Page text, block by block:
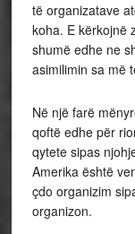
të organizatave
koha. E kërkojnë
shumë edhe ne
asimilimin sa më
Në një farë
qoftë edhe për
qytete sipas
Amerika është
çdo organizim
organizon.